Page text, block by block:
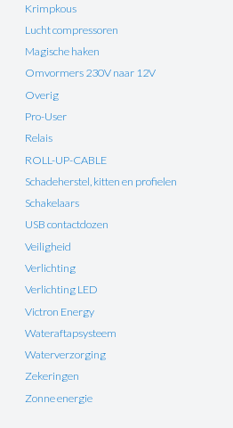
Krimpkous
Lucht compressoren
Magische haken
Omvormers 230V naar 12V
Overig
Pro-User
Relais
ROLL-UP-CABLE
Schadeherstel, kitten en profielen
Schakelaars
USB contactdozen
Veiligheid
Verlichting
Verlichting LED
Victron Energy
Wateraftapsysteem
Waterverzorging
Zekeringen
Zonne energie